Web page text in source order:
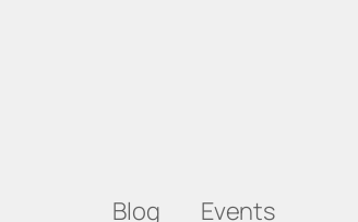
Blog Events